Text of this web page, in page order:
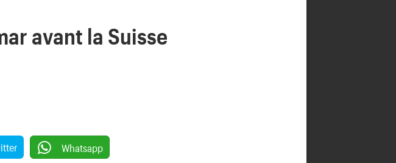
avant la Suisse
Whatsapp